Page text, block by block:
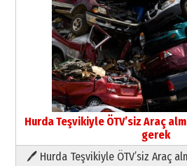
Hurda Teşvikiyle ÖTV’siz Araç
gerek
🖊 Hurda Teşvikiyle ÖTV’siz Araç